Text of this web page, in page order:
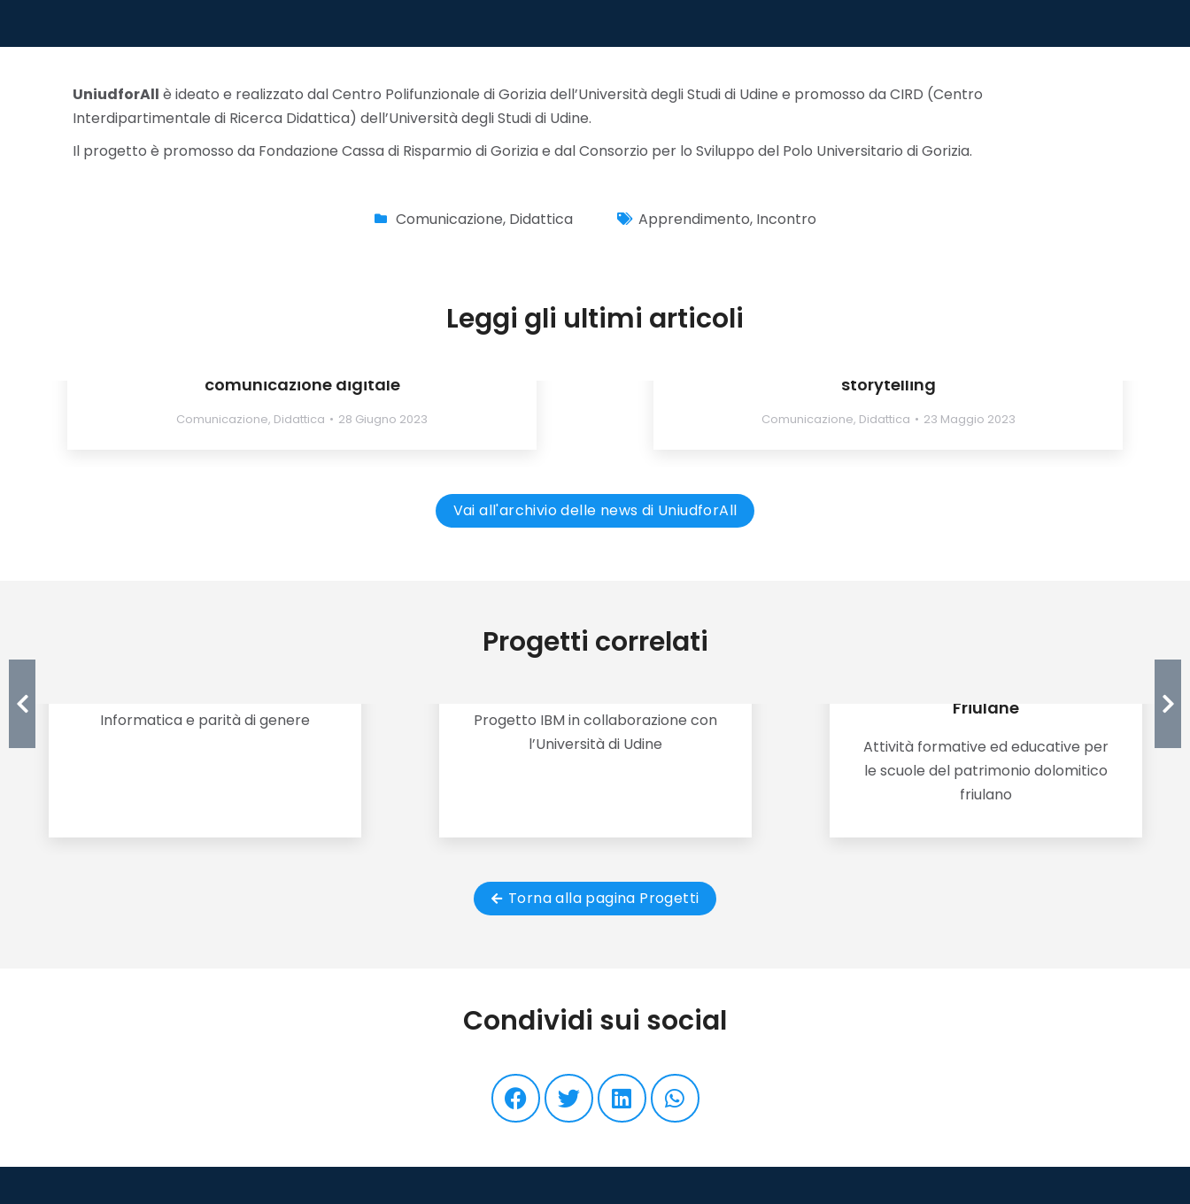
UniudforAll è ideato e realizzato dal Centro Polifunzionale di Gorizia dell’Università degli Studi di Udine e promosso da CIRD (Centro
Interdipartimentale di Ricerca Didattica) dell’Università degli Studi di Udine.
Il progetto è promosso da Fondazione Cassa di Risparmio di Gorizia e dal Consorzio per lo Sviluppo del Polo Universitario di Gorizia.
Comunicazione, Didattica Apprendimento, Incontro
Leggi gli ultimi articoli
comunicazione digitale
Comunicazione, Didattica 28 Giugno 2023
storytelling
Comunicazione, Didattica 23 Maggio 2023
Vai all'archivio delle news di UniudforAll
Progetti correlati
Informatica e parità di genere
Progetto IBM in collaborazione con
l’Università di Udine
Friulane
Attività formative ed educative per
le scuole del patrimonio dolomitico
friulano
Torna alla pagina Progetti
Condividi sui social